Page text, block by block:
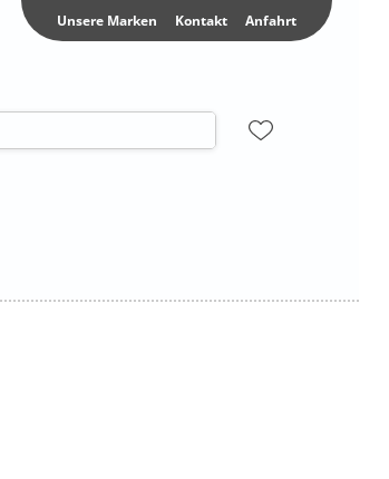
Unsere Marken Kontakt Anfahrt